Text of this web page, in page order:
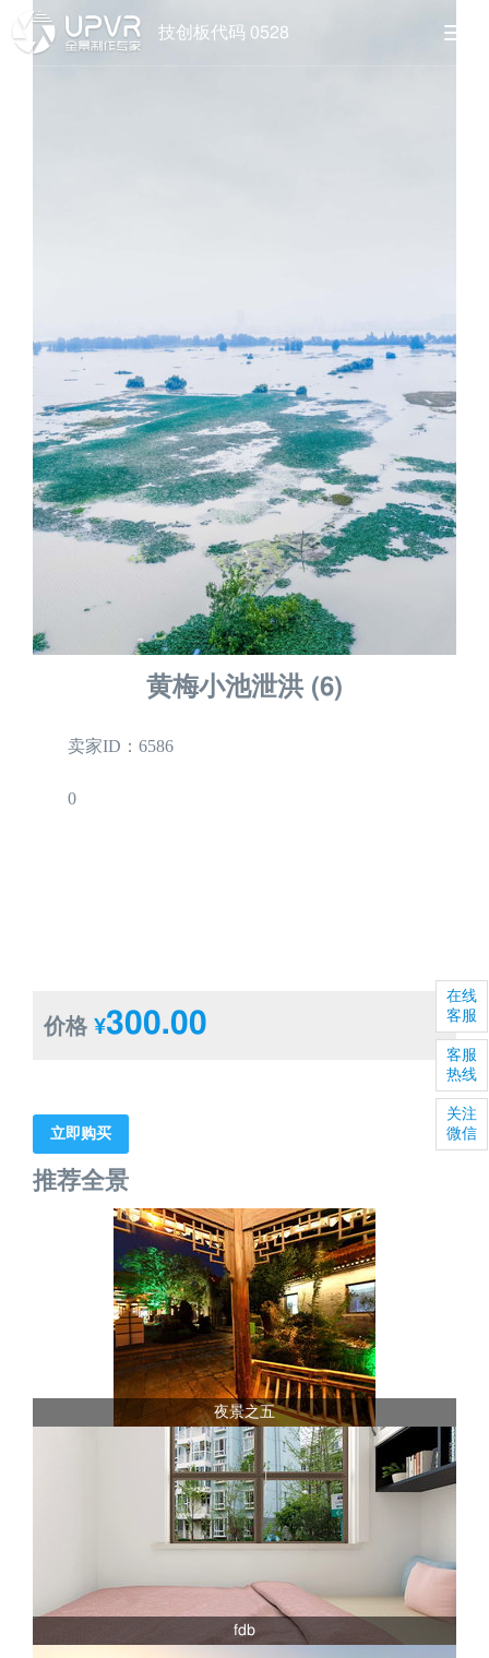
技创板代码 0528
黄梅小池泄洪 (6)
卖家ID：6586
0
价格 ¥300.00
立即购买
推荐全景
夜景之五
fdb
在线
客服
客服
热线
关注
微信